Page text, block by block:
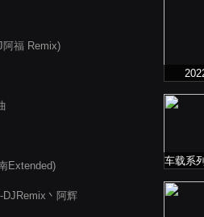
阿福 Remix)
Extended)
DJRemix丶阿辉
车载系